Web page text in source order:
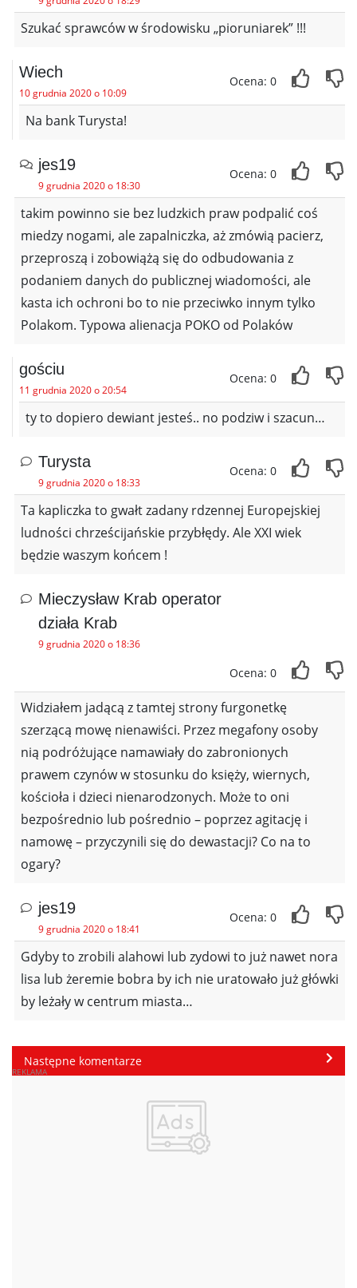
Szukać sprawców w środowisku „pioruniarek” !!!
Wiech
10 grudnia 2020 o 10:09
Ocena: 0
Na bank Turysta!
jes19
9 grudnia 2020 o 18:30
Ocena: 0
takim powinno sie bez ludzkich praw podpalić coś
miedzy nogami, ale zapalniczka, aż zmówią pacierz,
przeproszą i zobowiążą się do odbudowania z
podaniem danych do publicznej wiadomości, ale
kasta ich ochroni bo to nie przeciwko innym tylko
Polakom. Typowa alienacja POKO od Polaków
gościu
11 grudnia 2020 o 20:54
Ocena: 0
ty to dopiero dewiant jesteś.. no podziw i szacun…
Turysta
9 grudnia 2020 o 18:33
Ocena: 0
Ta kapliczka to gwałt zadany rdzennej Europejskiej
ludności chrześcijańskie przybłędy. Ale XXI wiek
będzie waszym końcem !
Mieczysław Krab operator
działa Krab
9 grudnia 2020 o 18:36
Ocena: 0
Widziałem jadącą z tamtej strony furgonetkę
szerzącą mowę nienawiści. Przez megafony osoby
nią podróżujące namawiały do zabronionych
prawem czynów w stosunku do księży, wiernych,
kościoła i dzieci nienarodzonych. Może to oni
bezpośrednio lub pośrednio – poprzez agitację i
namowę – przyczynili się do dewastacji? Co na to
ogary?
jes19
9 grudnia 2020 o 18:41
Ocena: 0
Gdyby to zrobili alahowi lub zydowi to już nawet nora
lisa lub żeremie bobra by ich nie uratowało już główki
by leżały w centrum miasta…
Następne komentarze